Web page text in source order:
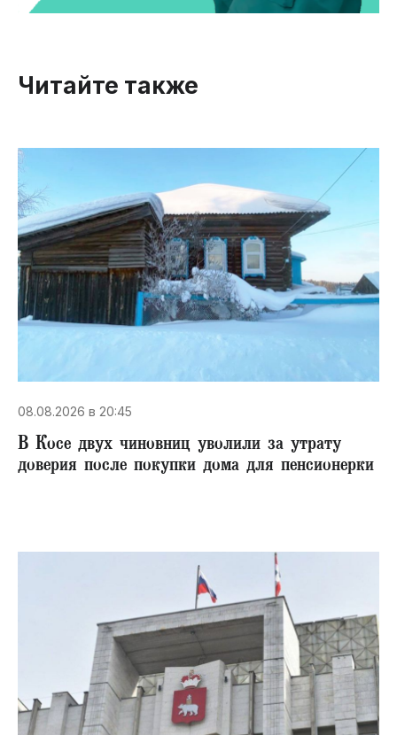
Читайте также
08.08.2026 в 20:45
В Косе двух чиновниц уволили за утрату
доверия после покупки дома для пенсионерки